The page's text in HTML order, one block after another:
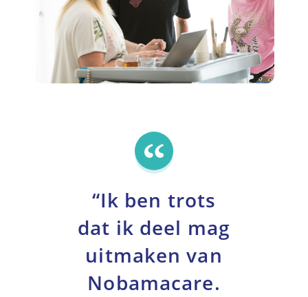
“Ik ben trots
dat ik deel mag
uitmaken van
Nobamacare.